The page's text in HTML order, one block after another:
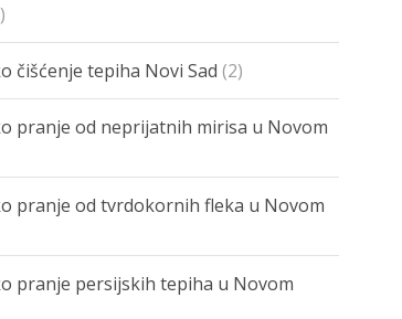
čišćenje tepiha Novi Sad (2)
pranje od neprijatnih mirisa u Novom
pranje od tvrdokornih fleka u Novom
pranje persijskih tepiha u Novom